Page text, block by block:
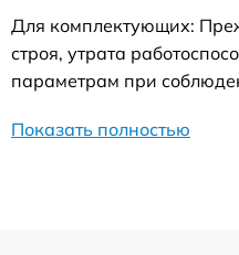
Для комплектующих:
строя, утрата
параметрам при
Показать полностью